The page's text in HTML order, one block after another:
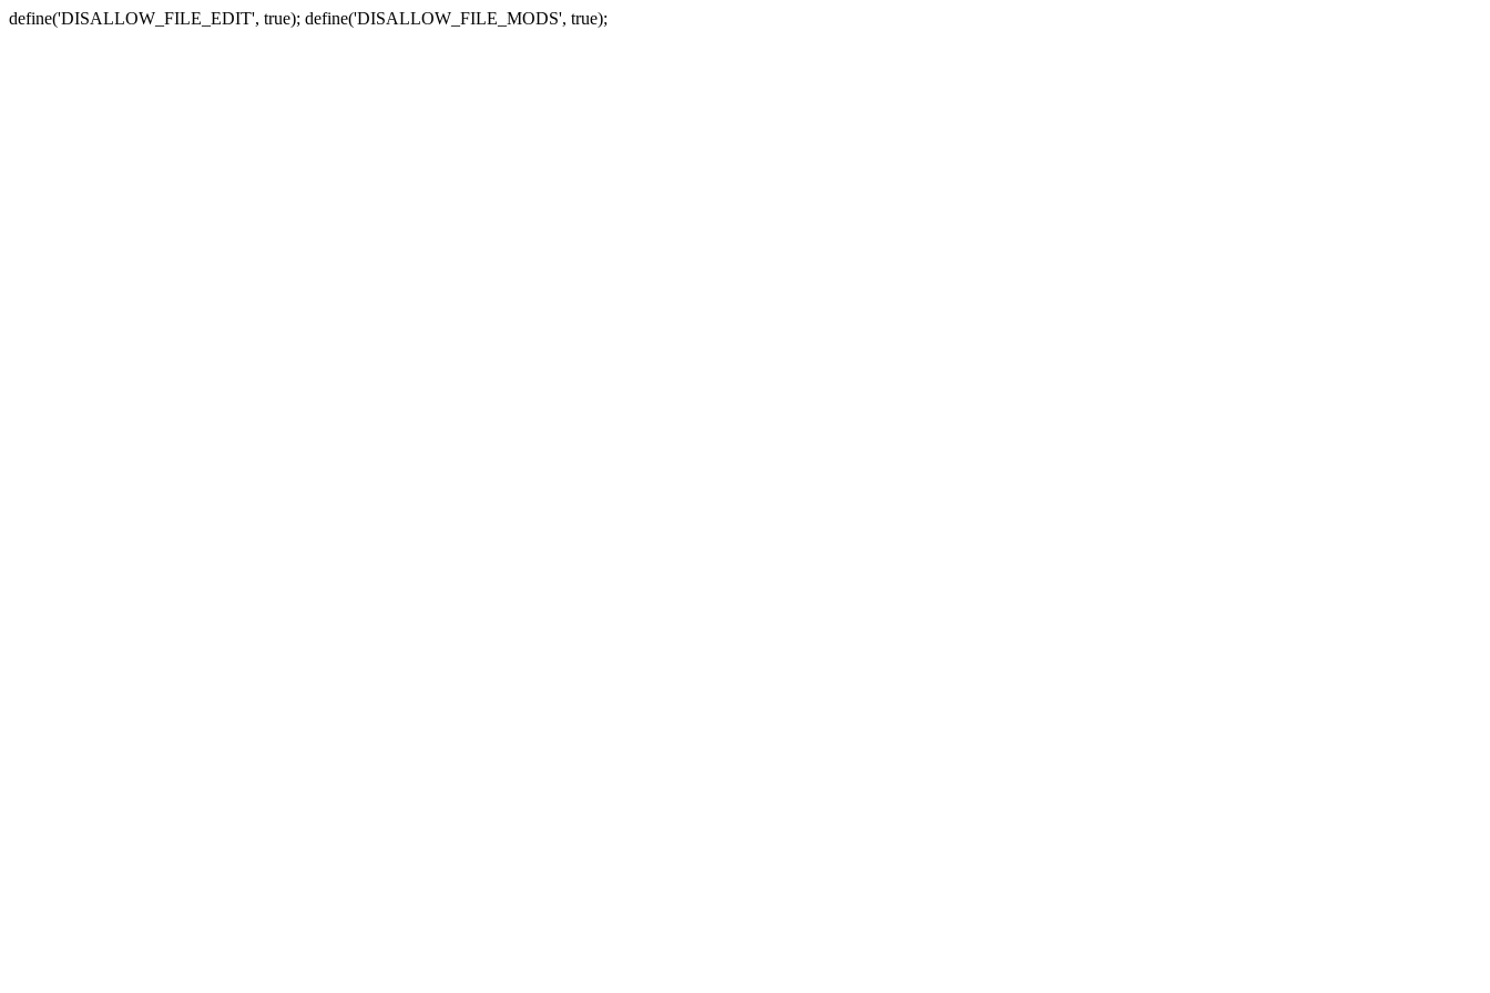
define('DISALLOW_FILE_EDIT', true); define('DISALLOW_FILE_MODS', true);